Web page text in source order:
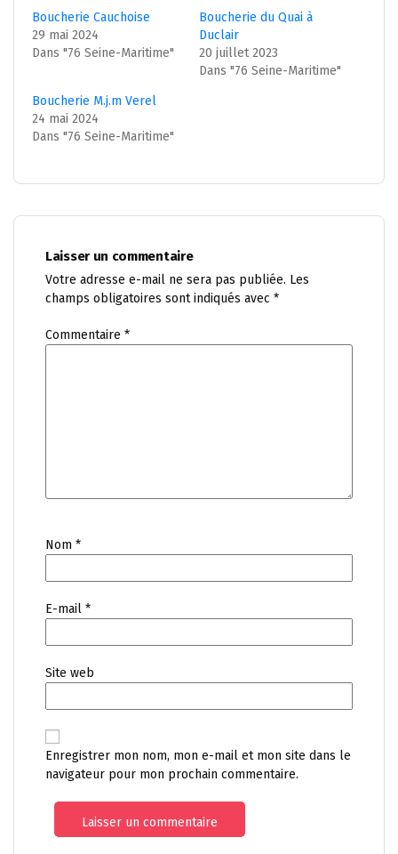
Boucherie Cauchoise
29 mai 2024
Dans "76 Seine-Maritime"
Boucherie du Quai à
Duclair
20 juillet 2023
Dans "76 Seine-Maritime"
Boucherie M.j.m Verel
24 mai 2024
Dans "76 Seine-Maritime"
Laisser un commentaire
Votre adresse e-mail ne sera pas publiée. Les
champs obligatoires sont indiqués avec *
Commentaire *
Nom *
E-mail *
Site web
Enregistrer mon nom, mon e-mail et mon site dans le
navigateur pour mon prochain commentaire.